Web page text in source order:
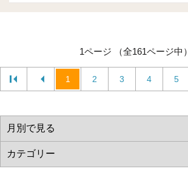
1ページ （全161ページ中）
1 2 3 4 5